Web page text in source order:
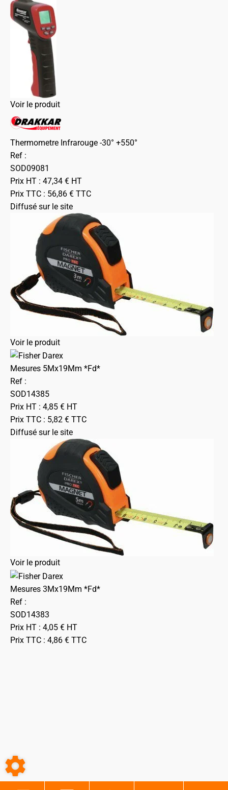
Voir le produit
Thermometre Infrarouge -30° +550°
Ref :
SOD09081
Prix HT : 47,34 € HT
Prix TTC : 56,86 € TTC
Diffusé sur le site
Voir le produit
Mesures 5Mx19Mm *Fd*
Ref :
SOD14385
Prix HT : 4,85 € HT
Prix TTC : 5,82 € TTC
Diffusé sur le site
Voir le produit
Mesures 3Mx19Mm *Fd*
Ref :
SOD14383
Prix HT : 4,05 € HT
Prix TTC : 4,86 € TTC